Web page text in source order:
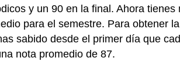
y un 90 en la final. Ahora
para el semestre. Para obtener
sabido desde el primer día que
nota promedio de 87.